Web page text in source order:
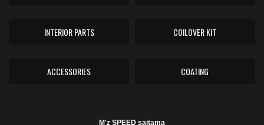
INTERIOR PARTS COILOVER KIT
ACCESSORIES COATING
M'z SPEED saitama